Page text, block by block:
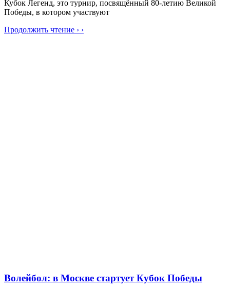
Кубок Легенд, это турнир, посвящённый 80-летию Великой
Победы, в котором участвуют
Продолжить чтение › ›
Волейбол: в Москве стартует Кубок Победы